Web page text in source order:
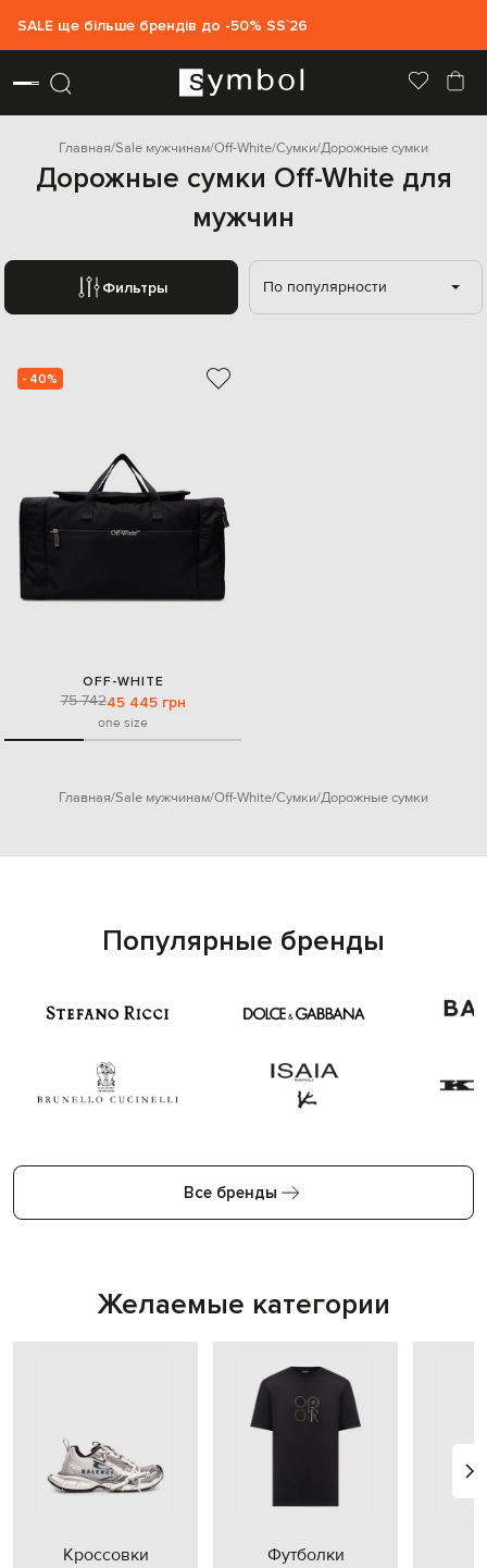
SALE ще більше брендів до -50% SS`26
Главная Sale мужчинам Off-White Сумки Дорожные сумки
Дорожные сумки Off-White для
мужчин
Фильтры По популярности
- 40%
OFF-WHITE
75 74245 445 грн
one size
Главная Sale мужчинам Off-White Сумки Дорожные сумки
Популярные бренды
Все бренды
Желаемые категории
Кроссовки Футболки